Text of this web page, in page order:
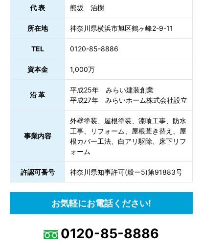
代 表 熊坂 治樹
所在地 神奈川県横浜市旭区鶴ヶ峰2-9-11
TEL 0120-85-8886
資本金 1,000万
沿 革
平成25年 みらい建装創業
平成27年 みらいホーム株式会社設立
事業内容
外壁塗装、屋根塗装、漆喰工事、防水
工事、リフォーム、屋根葺き替え、屋
根カバー工法、白アリ駆除、床下リフ
ォーム
許認可番号 神奈川県知事許可(般ー5)第91883号
お気軽にお電話ください!
0120-85-8886